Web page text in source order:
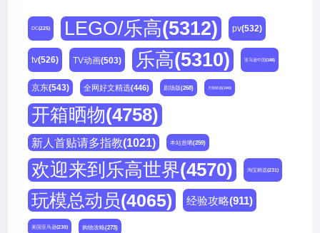
DC(225) LEGO/乐高(5312) pv(532)
tv(526) TV动画(503) 乐高(5310) 亚马逊中国(188)
京东(543) 全网好文精选(446) 剧场版(268) 天猫精选(180)
开箱晒物(4758)
新人首贴请多指教(1021) 本站首晒(259)
欢迎来到乐高世界(4570) 淘宝精选(231)
玩模总动员(4065) 经验攻略(911)
美国亚马逊(230) 购物攻略(273)